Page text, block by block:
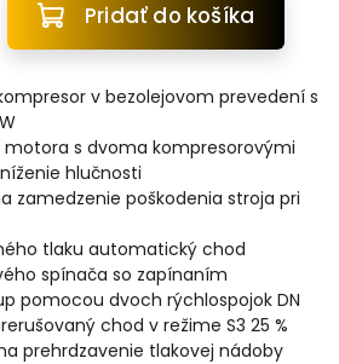
Pridať do košíka
v bezolejovom prevedení s
s dvoma kompresorovými
hlučnosti
zamedzenie poškodenia stroja pri
tlaku automatický chod
spínača so zapínaním
pomocou dvoch rýchlospojok DN
chod v režime S3 25 %
prehrdzavenie tlakovej nádoby